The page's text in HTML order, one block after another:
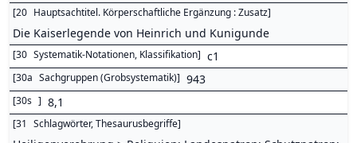
[20 Hauptsachtitel. Körperschaftliche Ergänzung : Zusatz]
Die Kaiserlegende von Heinrich und Kunigunde
[30 Systematik-Notationen, Klassifikation] c1
[30a Sachgruppen (Grobsystematik)] 943
[30s ] 8,1
[31 Schlagwörter, Thesaurusbegriffe]